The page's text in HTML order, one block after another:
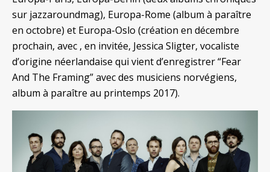
sur jazzaroundmag), Europa-Rome (album à paraître
en octobre) et Europa-Oslo (création en décembre
prochain, avec , en invitée, Jessica Sligter, vocaliste
d’origine néerlandaise qui vient d’enregistrer “Fear
And The Framing” avec des musiciens norvégiens,
album à paraître au printemps 2017).